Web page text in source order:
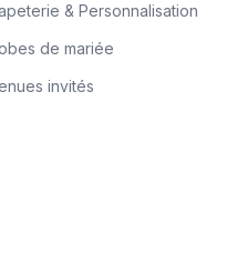
& Personnalisation
de mariée
invités